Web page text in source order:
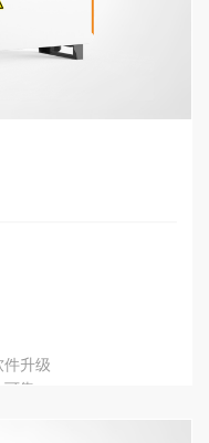
件升级
靠